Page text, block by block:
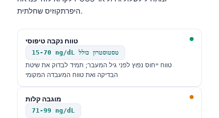
היפרתקוזיס שחלתית.
טווח נקבה טיפוסי
15-70 ng/dL טסטוסטרון כולל
טווח ייחוס נפוץ לפני גיל המעבר; תמיד לבדוק את שיטת
הבדיקה ואת טווח המעבדה המקומי
מוגבה קלות
71-99 ng/dL